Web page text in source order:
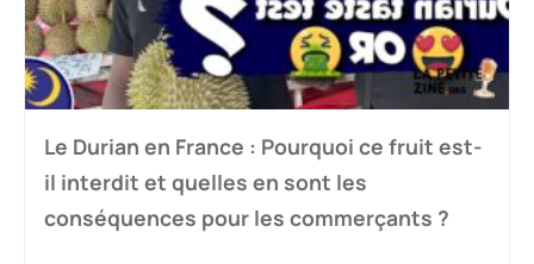
Le Durian en France : Pourquoi ce fruit est-
il interdit et quelles en sont les
conséquences pour les commerçants ?